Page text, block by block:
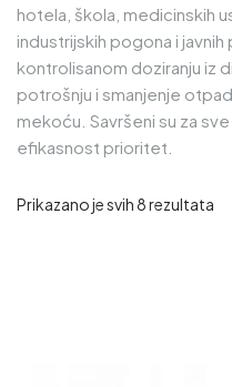
hotela, škola, medicinskih
industrijskih pogona i
kontrolisanom doziranju iz
potrošnju i smanjenje
mekoću. Savršeni su za
efikasnost prioritet.
Prikazano je svih 8 rezultata